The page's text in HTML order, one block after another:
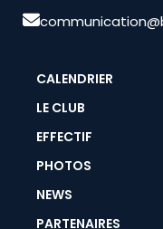
CALENDRIER
LE CLUB
EFFECTIF
PHOTOS
NEWS
PARTENAIRES